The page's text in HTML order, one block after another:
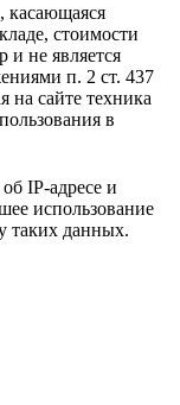
касающаяся
стоимости
и не является
п. 2 ст. 437
на сайте техника
в
IP-адресе и
использование
таких данных.